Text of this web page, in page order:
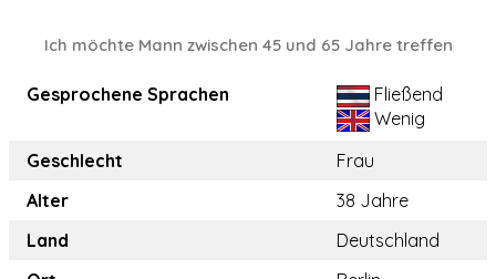
Ich möchte Mann zwischen 45 und 65 Jahre treffen
Gesprochene Sprachen
Fließend
Wenig
Geschlecht
Frau
Alter
38 Jahre
Land
Deutschland